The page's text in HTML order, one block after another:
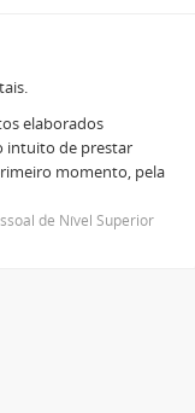
elaborados
intuito de prestar
momento, pela
de Nível Superior